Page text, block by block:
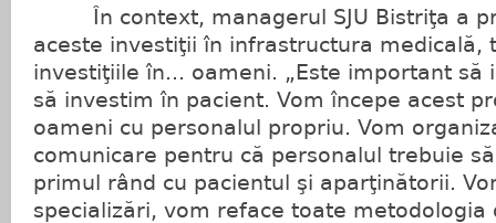
În context, managerul SJU Bistriţa a
aceste investiţii în infrastructura medicală,
investiţiile în... oameni. „Este important să
să investim în pacient. Vom începe acest
oameni cu personalul propriu. Vom
comunicare pentru că personalul trebuie
primul rând cu pacientul şi aparţinătorii.
specializări, vom reface toate metodologia